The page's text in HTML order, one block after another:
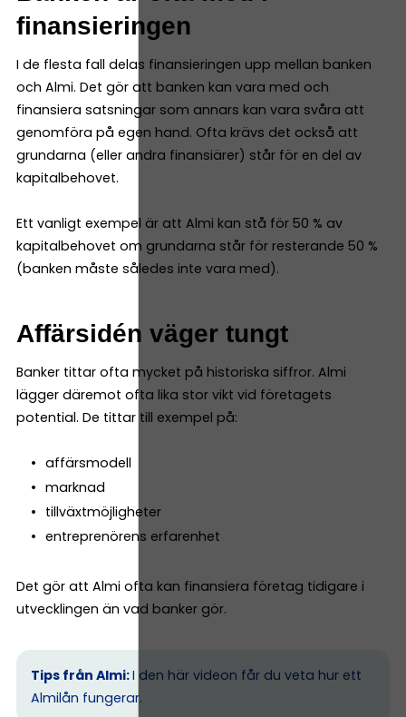
finansieringen
I de flesta fall delas finansieringen upp mellan banken
och Almi. Det gör att banken kan vara med och
finansiera satsningar som annars kan vara svåra att
genomföra på egen hand. Ofta krävs det också att
grundarna (eller andra finansiärer) står för en del av
kapitalbehovet.
Ett vanligt exempel är att Almi kan stå för 50 % av
kapitalbehovet om grundarna står för resterande 50 %
(banken måste således inte vara med).
Affärsidén väger tungt
Banker tittar ofta mycket på historiska siffror. Almi
lägger däremot ofta lika stor vikt vid företagets
potential. De tittar till exempel på:
affärsmodell
marknad
tillväxtmöjligheter
entreprenörens erfarenhet
Det gör att Almi ofta kan finansiera företag tidigare i
utvecklingen än vad banker gör.
Tips från Almi:I den här videon får du veta hur ett
Almilån fungerar.